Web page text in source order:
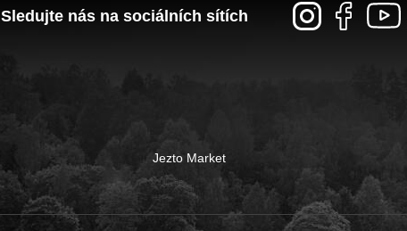
Sledujte nás na sociálních sítích
Jezto Market